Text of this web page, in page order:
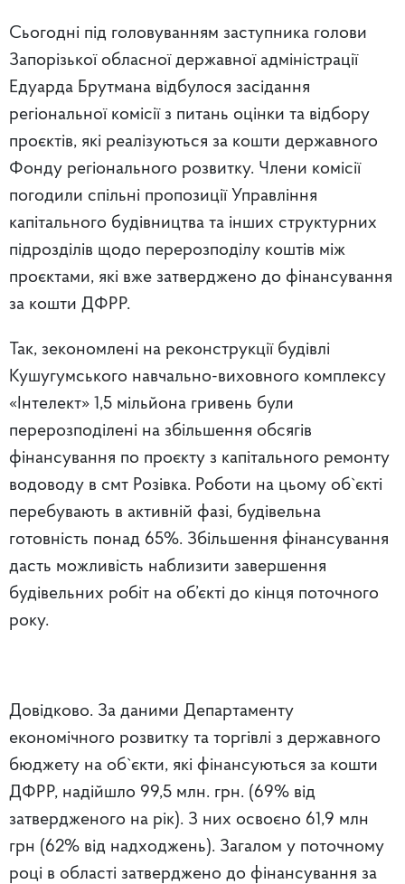
Сьогодні під головуванням заступника голови
Запорізької обласної державної адміністрації
Едуарда Брутмана відбулося засідання
регіональної комісії з питань оцінки та відбору
проєктів, які реалізуються за кошти державного
Фонду регіонального розвитку. Члени комісії
погодили спільні пропозиції Управління
капітального будівництва та інших структурних
підрозділів щодо перерозподілу коштів між
проєктами, які вже затверджено до фінансування
за кошти ДФРР.
Так, зекономлені на реконструкції будівлі
Кушугумського навчально-виховного комплексу
«Інтелект» 1,5 мільйона гривень були
перерозподілені на збільшення обсягів
фінансування по проєкту з капітального ремонту
водоводу в смт Розівка. Роботи на цьому об`єкті
перебувають в активній фазі, будівельна
готовність понад 65%. Збільшення фінансування
дасть можливість наблизити завершення
будівельних робіт на об’єкті до кінця поточного
року.
Довідково. За даними Департаменту
економічного розвитку та торгівлі з державного
бюджету на об`єкти, які фінансуються за кошти
ДФРР, надійшло 99,5 млн. грн. (69% від
затвердженого на рік). З них освоєно 61,9 млн
грн (62% від надходжень). Загалом у поточному
році в області затверджено до фінансування за